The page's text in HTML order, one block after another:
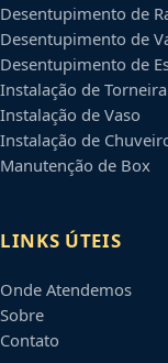
Desentupimento de
Desentupimento de
Desentupimento de
Instalação de Torneira
Instalação de Vaso
Instalação de
Manutenção de Box
LINKS ÚTEIS
Onde Atendemos
Sobre
Contato